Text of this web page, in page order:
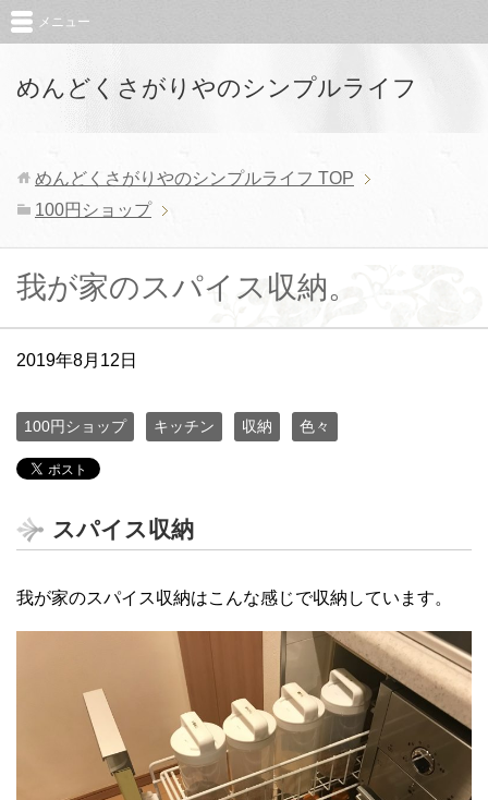
めんどくさがりやのシンプルライフ
メニュー
めんどくさがりやのシンプルライフ TOP
100円ショップ
我が家のスパイス収納。
2019年8月12日
100円ショップ キッチン 収納 色々
スパイス収納
我が家のスパイス収納はこんな感じで収納しています。